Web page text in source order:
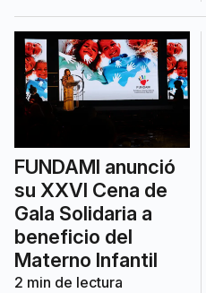
FUNDAMI anunció
su XXVI Cena de
Gala Solidaria a
beneficio del
Materno Infantil
2 min de lectura